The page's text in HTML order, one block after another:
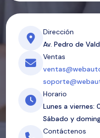
Dirección
Av. Pedro de
Ventas
Horario
Lunes a viernes:
Sábado y
Contáctenos